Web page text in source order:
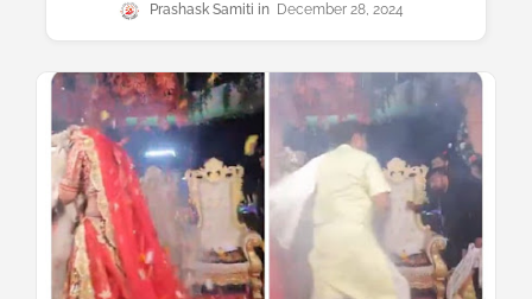
Prashask Samiti December 28, 2024